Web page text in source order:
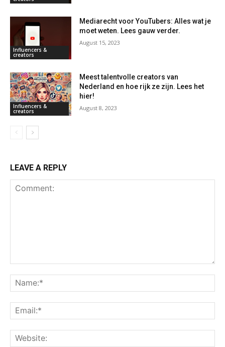
Influencers &
creators
Mediarecht voor YouTubers: Alles wat je
moet weten. Lees gauw verder.
August 15, 2023
Influencers &
creators
Meest talentvolle creators van
Nederland en hoe rijk ze zijn. Lees het
hier!
August 8, 2023
LEAVE A REPLY